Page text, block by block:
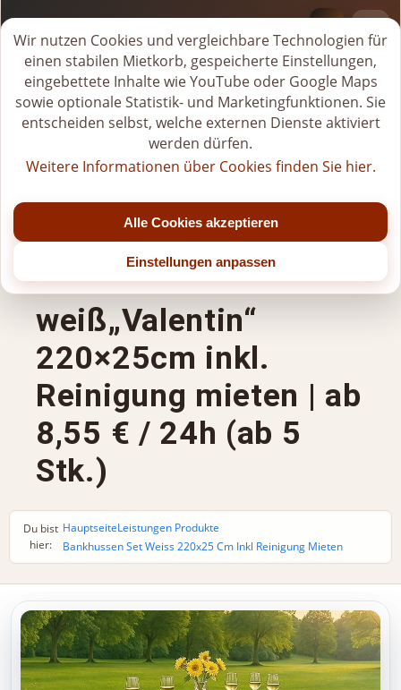
M
i
e
t
k
r
b
ö
f
e
Tel.+49 (0)176-20268581
Jetzt geöffnet
Mo - Fr: 07:00 - 22:00 Uhr (bis Jahresende)
Sa: 07:00 - 20:00 Uhr (nach 15:00 Uhr nur nach Vereinbarung)
So/Feiertage: nur für gebuchte Veranstaltungen
Gräfenstayn
Bankhussen-Set
weiß„Valentin“
220×25cm inkl.
Reinigung mieten | ab
8,55 € / 24h (ab 5
Stk.)
Du bist
hier:
HauptseiteLeistungen Produkte
Bankhussen Set Weiss 220x25 Cm Inkl Reinigung Mieten
Wir nutzen Cookies und vergleichbare Technologien für
einen stabilen Mietkorb, gespeicherte Einstellungen,
eingebettete Inhalte wie YouTube oder Google Maps
sowie optionale Statistik- und Marketingfunktionen. Sie
entscheiden selbst, welche externen Dienste aktiviert
werden dürfen.
Weitere Informationen über Cookies finden Sie hier.
Alle Cookies akzeptieren
Einstellungen anpassen